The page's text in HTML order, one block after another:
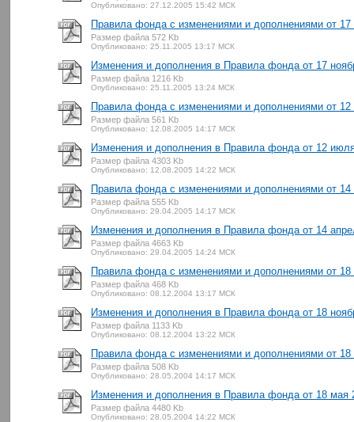
Опубликовано: 27.12.2005 15:42 МСК
Правила фонда с изменениями и дополнениями от 17
Размер файла 572 Kb
Опубликовано: 25.11.2005 13:17 МСК
Изменения и дополнения в Правила фонда от 17
Размер файла 1216 Kb
Опубликовано: 25.11.2005 13:24 МСК
Правила фонда с изменениями и дополнениями от
Размер файла 561 Kb
Опубликовано: 12.08.2005 14:17 МСК
Изменения и дополнения в Правила фонда от 12
Размер файла 4303 Kb
Опубликовано: 12.08.2005 14:22 МСК
Правила фонда с изменениями и дополнениями от
Размер файла 555 Kb
Опубликовано: 29.04.2005 14:17 МСК
Изменения и дополнения в Правила фонда от 14
Размер файла 4663 Kb
Опубликовано: 29.04.2005 14:24 МСК
Правила фонда с изменениями и дополнениями от
Размер файла 468 Kb
Опубликовано: 08.12.2004 13:17 МСК
Изменения и дополнения в Правила фонда от 18
Размер файла 1133 Kb
Опубликовано: 08.12.2004 13:22 МСК
Правила фонда с изменениями и дополнениями от
Размер файла 508 Kb
Опубликовано: 28.05.2004 14:17 МСК
Изменения и дополнения в Правила фонда от 18 мая
Размер файла 4480 Kb
Опубликовано: 28.05.2004 14:22 МСК